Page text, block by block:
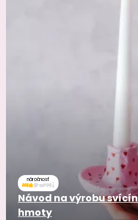
náročnosť
Návod na výrobu
hmoty